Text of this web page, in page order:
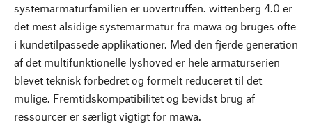
systemarmaturfamilien er uovertruffen. wittenberg 4.0 er
det mest alsidige systemarmatur fra mawa og bruges ofte
i kundetilpassede applikationer. Med den fjerde generation
af det multifunktionelle lyshoved er hele armaturserien
blevet teknisk forbedret og formelt reduceret til det
mulige. Fremtidskompatibilitet og bevidst brug af
ressourcer er særligt vigtigt for mawa.